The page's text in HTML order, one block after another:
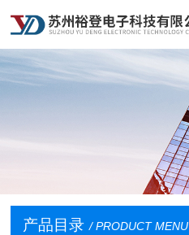
产品目录 / PRODUCT MENU